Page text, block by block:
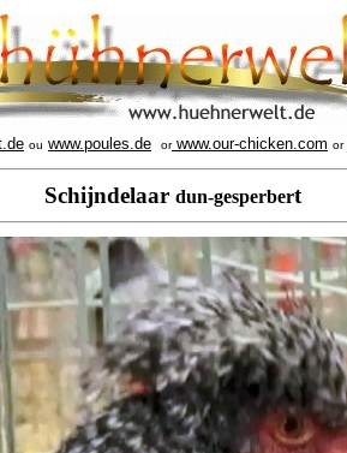
ou www.poules.de orwww.our-chicken.com or
Schijndelaar dun-gesperbert